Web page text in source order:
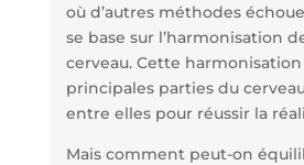
où d’autres méthodes
se base sur l’harmonisation
cerveau. Cette
principales parties du
entre elles pour réussir la
Mais comment peut-on